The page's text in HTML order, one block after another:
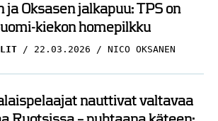
ja Oksasen jalkapuu: TPS on
kiekon homepilkku
22.03.2026 NICO OKSANEN
nauttivat valtavaa